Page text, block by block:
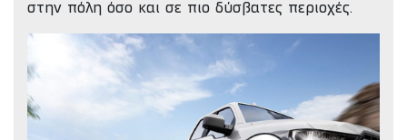
στην πόλη όσο και σε πιο δύσβατες περιοχές.